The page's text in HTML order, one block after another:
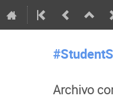
Archivo